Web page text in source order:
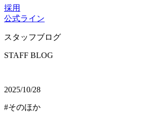
採用
公式ライン
スタッフブログ
STAFF BLOG
2025/10/28
#そのほか